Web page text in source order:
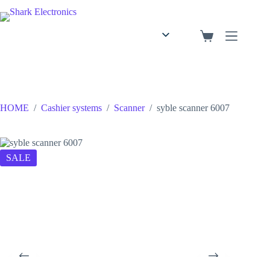
HOME / Cashier systems / Scanner / syble scanner 6007
SALE